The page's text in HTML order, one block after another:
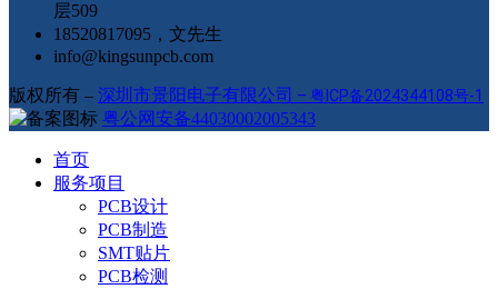
层509
18520817095，文先生
info@kingsunpcb.com
版权所有 – 深圳市景阳电子有限公司 – 粤ICP备2024344108号-1
粤公网安备44030002005343
首页
服务项目
PCB设计
PCB制造
SMT贴片
PCB检测